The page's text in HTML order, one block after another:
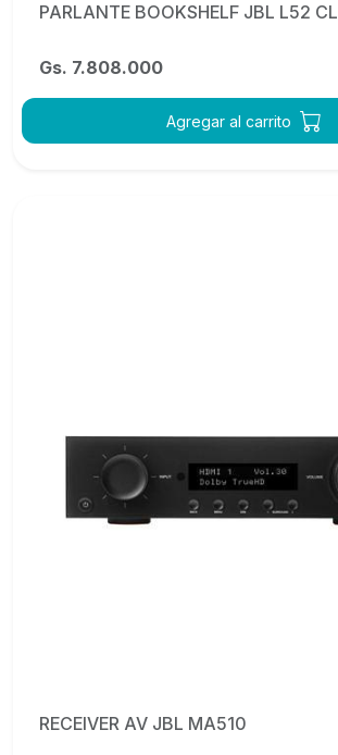
PARLANTE BOOKSHELF JBL L52
Gs. 7.808.000
Agregar al carrito
RECEIVER AV JBL MA510